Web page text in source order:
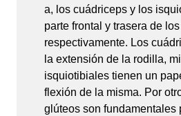
a, los cuádriceps y los
parte frontal y trasera de
respectivamente. Los
la extensión de la rodilla,
isquiotibiales tienen un
flexión de la misma. Por
glúteos son fundamentales